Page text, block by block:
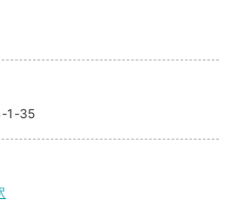
1-35